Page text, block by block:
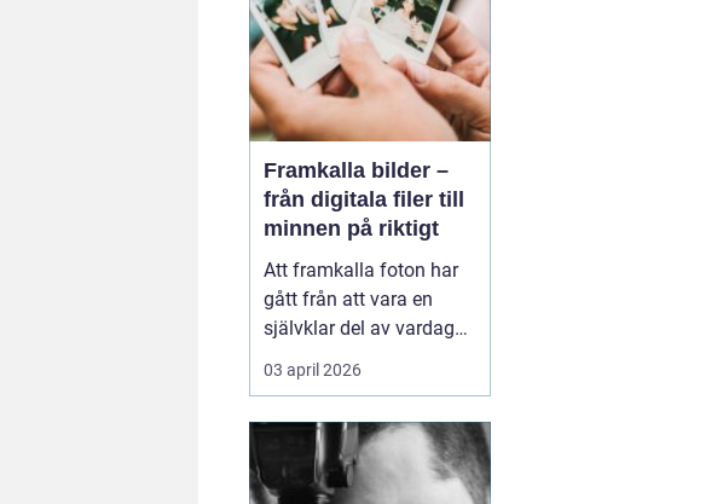
Framkalla bilder –
från digitala filer till
minnen på riktigt
Att framkalla foton har
gått från att vara en
självklar del av vardagen
till något många skjuter
upp. Mobilen är full av
tomma. Samtidigt har
viljan att omge sig med
03 april 2026